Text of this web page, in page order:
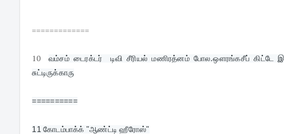
=============
10
வம்சம் டைரக்டர்  டிவி சீரியல் மணிரத்னம் போல.ஔரங்கசீப் கிட்டே
சுட்டிருக்காரு
==========
11 கோடம்பாக்க் "ஆண்ட்டி ஹீரோஸ்"